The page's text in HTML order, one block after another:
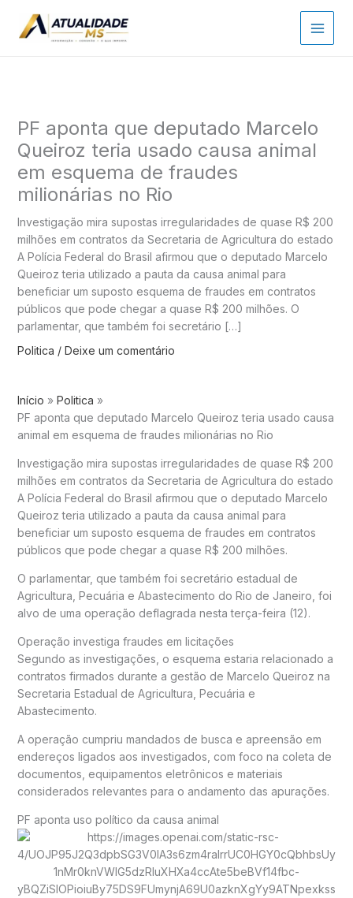
PF aponta que deputado Marcelo
Queiroz teria usado causa animal
em esquema de fraudes
milionárias no Rio
Investigação mira supostas irregularidades de quase R$ 200
milhões em contratos da Secretaria de Agricultura do estado
A Polícia Federal do Brasil afirmou que o deputado Marcelo
Queiroz teria utilizado a pauta da causa animal para
beneficiar um suposto esquema de fraudes em contratos
públicos que pode chegar a quase R$ 200 milhões. O
parlamentar, que também foi secretário […]
Politica / Deixe um comentário
Início
Politica
PF aponta que deputado Marcelo Queiroz teria usado causa
animal em esquema de fraudes milionárias no Rio
Investigação mira supostas irregularidades de quase R$ 200
milhões em contratos da Secretaria de Agricultura do estado
A Polícia Federal do Brasil afirmou que o deputado Marcelo
Queiroz teria utilizado a pauta da causa animal para
beneficiar um suposto esquema de fraudes em contratos
públicos que pode chegar a quase R$ 200 milhões.
O parlamentar, que também foi secretário estadual de
Agricultura, Pecuária e Abastecimento do Rio de Janeiro , foi
alvo de uma operação deflagrada nesta terça-feira (12).
Operação investiga fraudes em licitações
Segundo as investigações, o esquema estaria relacionado a
contratos firmados durante a gestão de Marcelo Queiroz na
Secretaria Estadual de Agricultura, Pecuária e
Abastecimento.
A operação cumpriu mandados de busca e apreensão em
endereços ligados aos investigados, com foco na coleta de
documentos, equipamentos eletrônicos e materiais
considerados relevantes para o andamento das apurações.
PF aponta uso político da causa animal